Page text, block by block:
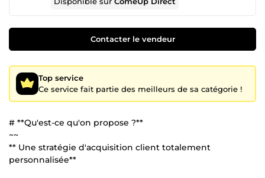
Contacter le vendeur
Top service
Ce service fait partie des meilleurs de sa catégorie !
# **Qu'est-ce qu'on propose ?**
~~
** Une stratégie d'acquisition client totalement
personnalisée**